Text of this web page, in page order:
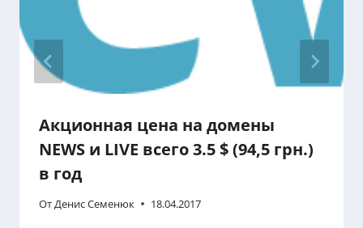
Акционная цена на домены
NEWS и LIVE всего 3.5 $ (94,5 грн.)
в год
ОтДенис Семенюк 18.04.2017